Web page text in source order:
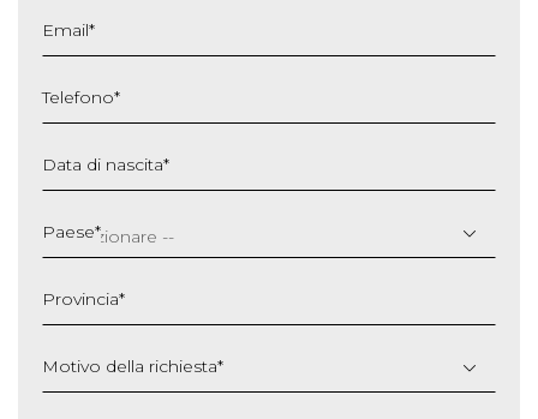
Email*
Telefono*
Data di nascita*
slash
MM
AAAA
Paese*
Provincia*
Motivo della richiesta*